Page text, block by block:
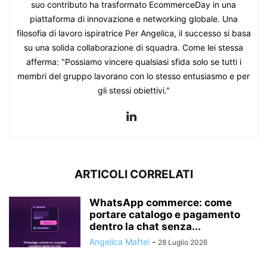
suo contributo ha trasformato EcommerceDay in una
piattaforma di innovazione e networking globale. Una
filosofia di lavoro ispiratrice Per Angelica, il successo si basa
su una solida collaborazione di squadra. Come lei stessa
afferma: "Possiamo vincere qualsiasi sfida solo se tutti i
membri del gruppo lavorano con lo stesso entusiasmo e per
gli stessi obiettivi."
ARTICOLI CORRELATI
WhatsApp commerce: come
portare catalogo e pagamento
dentro la chat senza...
Angelica Maftei - 28 Luglio 2026